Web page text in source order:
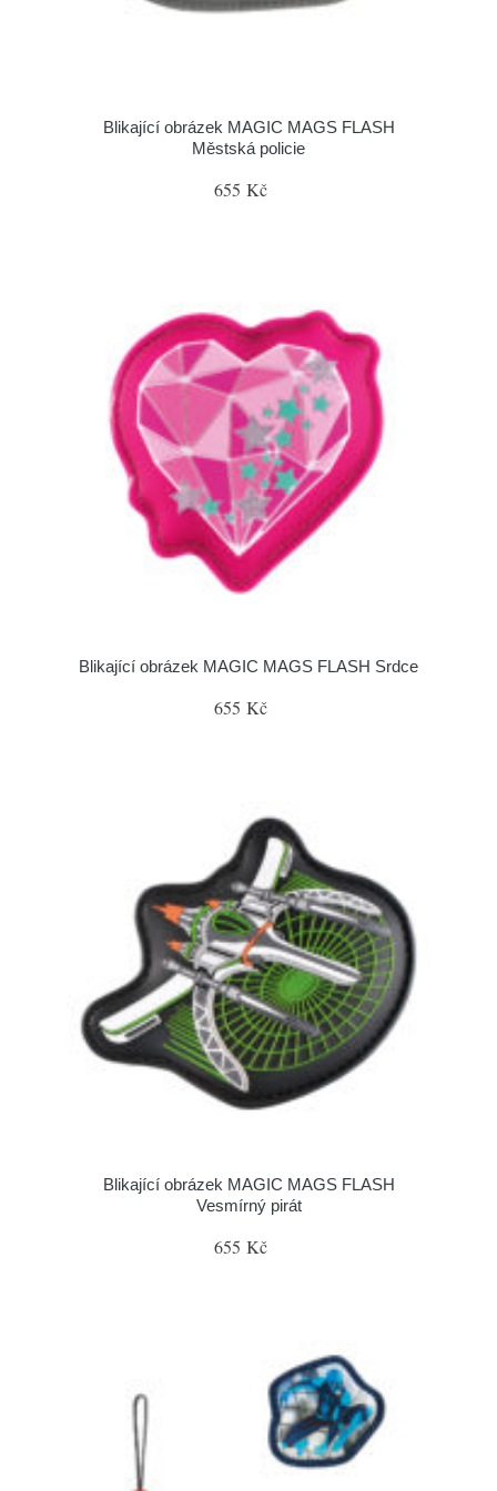
Blikající obrázek MAGIC MAGS FLASH
Městská policie
655 Kč
Blikající obrázek MAGIC MAGS FLASH Srdce
655 Kč
Blikající obrázek MAGIC MAGS FLASH
Vesmírný pirát
655 Kč